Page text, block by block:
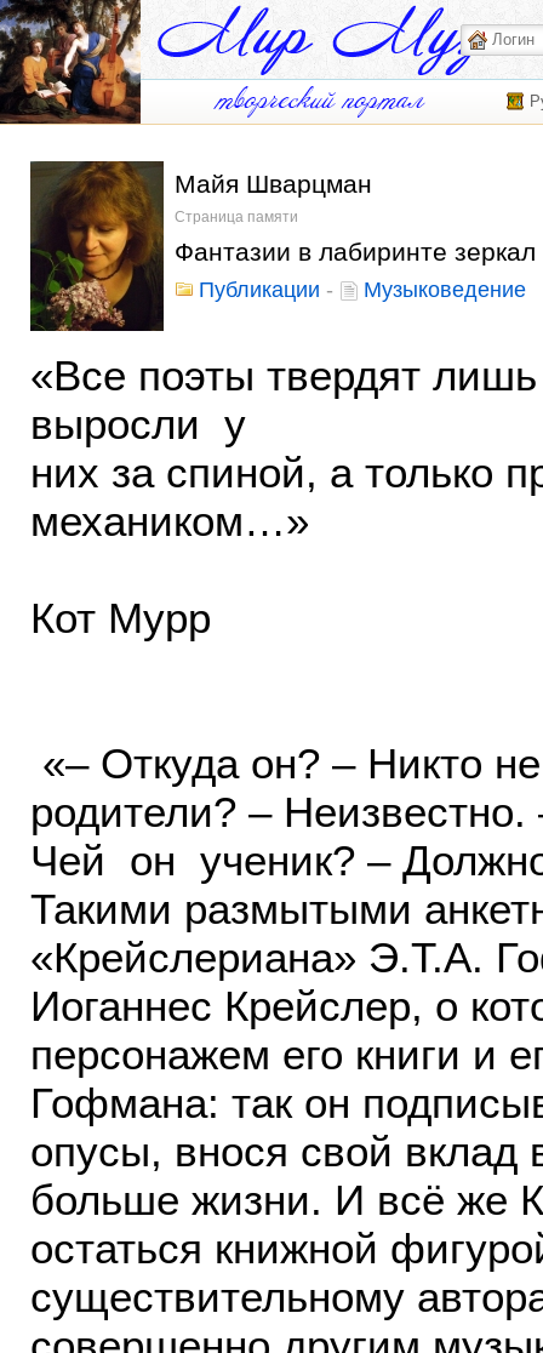
Майя Шварцман
Страница памяти
Фантазии в лабиринте зеркал
Публикации - Музыковедение
«Все поэты твердят
выросли у
них за спиной, а только
механиком…»
Кот Мурр
«– Откуда он? – Никто
родители? – Неизвестно.
Чей он ученик? –
Такими размытыми
«Крейслериана» Э.Т.А.
Иоганнес Крейслер, о
персонажем его книги и
Гофмана: так он
опусы, внося свой
больше жизни. И всё же
остаться книжной
существительному